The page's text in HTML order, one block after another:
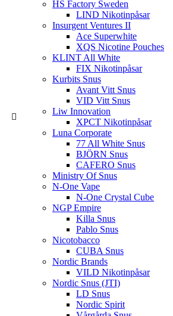
HS Factory Sweden
LIND Nikotinpåsar
Insurgent Ventures II
Ace Superwhite
XQS Nicotine Pouches
KLINT All White
FIX Nikotinpåsar
Kurbits Snus
Avant Vitt Snus
VID Vitt Snus
Liw Innovation
XPCT Nikotinpåsar
Luna Corporate
77 All White Snus
BJÖRN Snus
CAFERO Snus
Ministry Of Snus
N-One Vape
N-One Crystal Cube
NGP Empire
Killa Snus
Pablo Snus
Nicotobacco
CUBA Snus
Nordic Brands
VILD Nikotinpåsar
Nordic Snus (JTI)
LD Snus
Nordic Spirit